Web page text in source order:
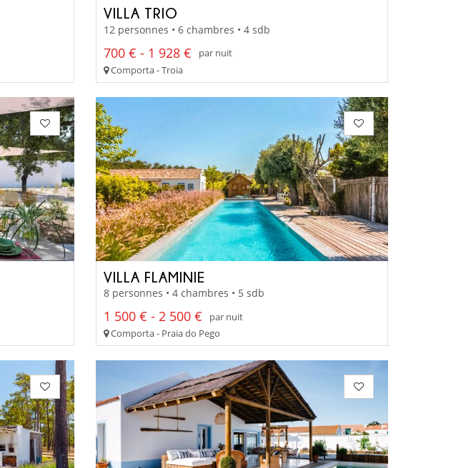
VILLA TRIO
12 personnes • 6 chambres • 4 sdb
700 € - 1 928 €
par nuit
Comporta - Troia
VILLA FLAMINIE
8 personnes • 4 chambres • 5 sdb
1 500 € - 2 500 €
par nuit
Comporta - Praia do Pego